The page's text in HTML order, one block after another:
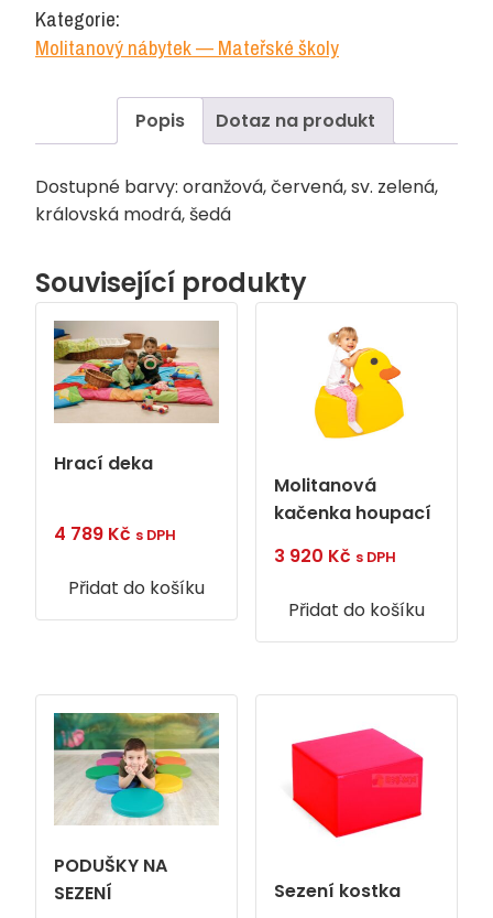
30x30x3
cm
Kategorie:
Molitanový nábytek — Mateřské školy
Popis Dotaz na produkt
Dostupné barvy: oranžová, červená, sv. zelená,
královská modrá, šedá
Související produkty
Hrací deka
4 789 Kč s DPH
Přidat do košíku
Molitanová
kačenka houpací
3 920 Kč s DPH
Přidat do košíku
PODUŠKY NA
SEZENÍ
Sezení kostka